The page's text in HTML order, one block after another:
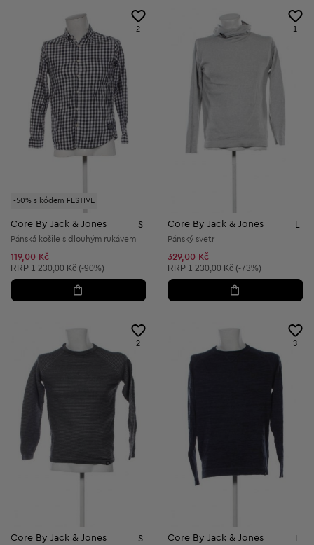
-50% s kódem FESTIVE
2
Core By Jack & Jones S
Pánská košile s dlouhým rukávem
119,00 Kč
Doporučená cena:
RRP 1 230,00 Kč (-90%)
1
Core By Jack & Jones L
Pánský svetr
329,00 Kč
Doporučená cena:
RRP 1 230,00 Kč (-73%)
2
Core By Jack & Jones S
3
Core By Jack & Jones L